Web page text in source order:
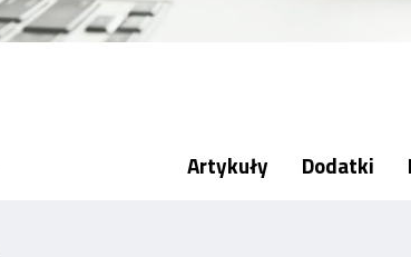
Artykuły Dodatki